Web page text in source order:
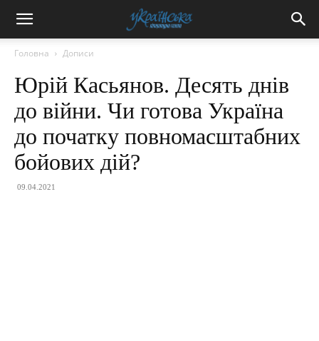
Головна Дописи
Юрій Касьянов. Десять днів
до війни. Чи готова Україна
до початку повномасштабних
бойових дій?
09.04.2021